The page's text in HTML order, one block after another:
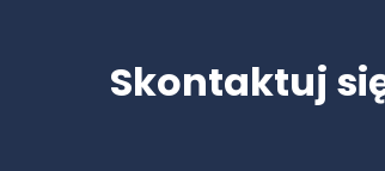
Skontaktuj